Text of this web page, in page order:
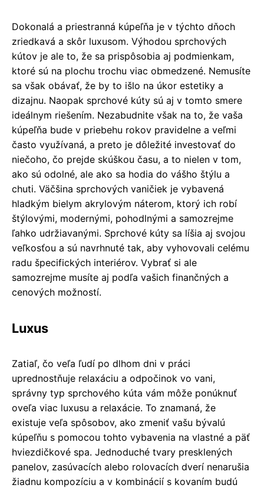
Dokonalá a priestranná kúpeľňa je v týchto dňoch
zriedkavá a skôr luxusom. Výhodou sprchových
kútov je ale to, že sa prispôsobia aj podmienkam,
ktoré sú na plochu trochu viac obmedzené. Nemusíte
sa však obávať, že by to išlo na úkor estetiky a
dizajnu. Naopak sprchové kúty sú aj v tomto smere
ideálnym riešením. Nezabudnite však na to, že vaša
kúpeľňa bude v priebehu rokov pravidelne a veľmi
často využívaná, a preto je dôležité investovať do
niečoho, čo prejde skúškou času, a to nielen v tom,
ako sú odolné, ale ako sa hodia do vášho štýlu a
chuti. Väčšina sprchových vaničiek je vybavená
hladkým bielym akrylovým náterom, ktorý ich robí
štýlovými, modernými, pohodlnými a samozrejme
ľahko udržiavanými. Sprchové kúty sa líšia aj svojou
veľkosťou a sú navrhnuté tak, aby vyhovovali celému
radu špecifických interiérov. Vybrať si ale
samozrejme musíte aj podľa vašich finančných a
cenových možností.
Luxus
Zatiaľ, čo veľa ľudí po dlhom dni v práci
uprednostňuje relaxáciu a odpočinok vo vani,
správny typ sprchového kúta vám môže ponúknuť
oveľa viac luxusu a relaxácie. To znamaná, že
existuje veľa spôsobov, ako zmeniť vašu bývalú
kúpeľňu s pomocou tohto vybavenia na vlastné a päť
hviezdičkové spa. Jednoduché tvary presklených
panelov, zasúvacích alebo rolovacích dverí nenarušia
žiadnu kompozíciu a v kombinácií s kovaním budú